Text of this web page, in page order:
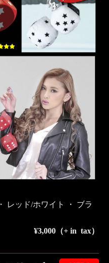
レッド/ホワイト ・ ブラ
¥3,000（+ in tax）